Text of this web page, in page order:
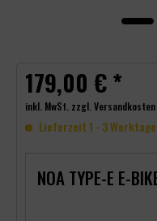
179,00 € *
inkl. MwSt. zzgl. Versandkosten
Lieferzeit 1 - 3 Werktage
NOA TYPE-E E-